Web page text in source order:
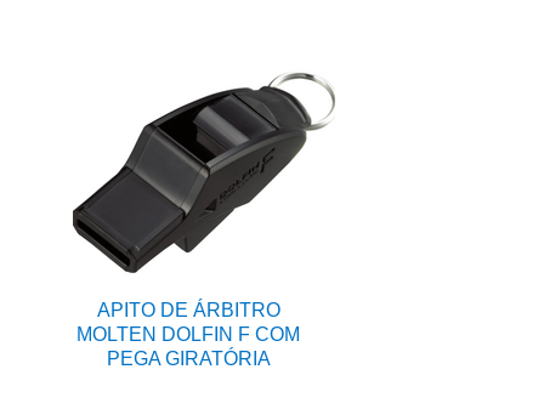
APITO DE ÁRBITRO
MOLTEN DOLFIN F COM
PEGA GIRATÓRIA